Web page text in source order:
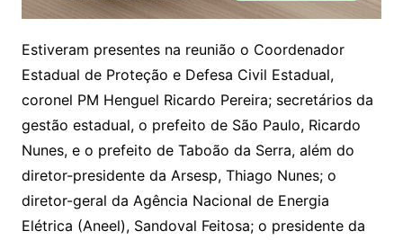
Estiveram presentes na reunião o Coordenador
Estadual de Proteção e Defesa Civil Estadual,
coronel PM Henguel Ricardo Pereira; secretários da
gestão estadual, o prefeito de São Paulo, Ricardo
Nunes, e o prefeito de Taboão da Serra, além do
diretor-presidente da Arsesp, Thiago Nunes; o
diretor-geral da Agência Nacional de Energia
Elétrica (Aneel), Sandoval Feitosa; o presidente da